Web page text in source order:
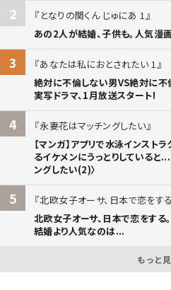
2
となりの関くん じゅにあ 1
あの2人が結婚、子供も。人気漫
3
あなたは私におとされたい 1
絶対に不倫しない男VS絶対に不
実写ドラマ、1月放送スタート!
4
永妻花はマッチングしたい
【マンガ】アプリで水泳インスト
るイケメンにうっとりしていると
ングしたい(2)〉
5
北欧女子オーサ、日本で恋をする
北欧女子オーサ、日本で恋をする
結婚より人気なのは...
もっと